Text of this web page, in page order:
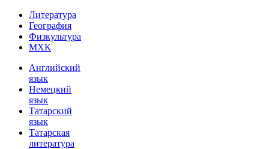
Литература
География
Физкультура
МХК
Английский
язык
Немецкий
язык
Татарский
язык
Татарская
литература